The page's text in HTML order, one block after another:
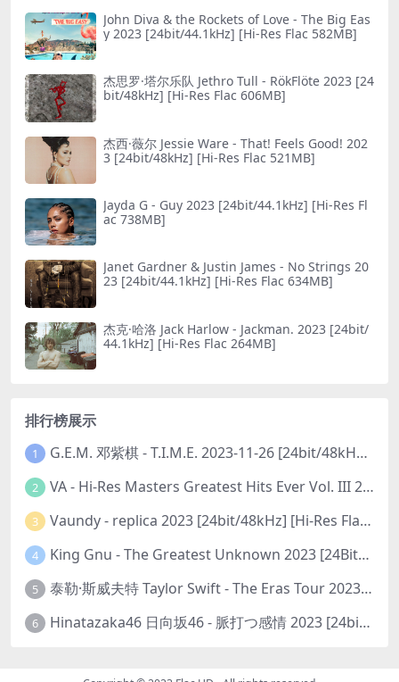
John Diva & the Rockets of Love - The Big Eas
y 2023 [24bit/44.1kHz] [Hi-Res Flac 582MB]
杰思罗·塔尔乐队 Jethro Tull - RökFlöte 2023 [24
bit/48kHz] [Hi-Res Flac 606MB]
杰西·薇尔 Jessie Ware - That! Feels Good! 202
3 [24bit/48kHz] [Hi-Res Flac 521MB]
Jayda G - Guy 2023 [24bit/44.1kHz] [Hi-Res Fl
ac 738MB]
Janet Gardner & Justin James - No Striпgs 20
23 [24bit/44.1kHz] [Hi-Res Flac 634MB]
杰克·哈洛 Jack Harlow - Jackman. 2023 [24bit/
44.1kHz] [Hi-Res Flac 264MB]
排行榜展示
1 G.E.M. 邓紫棋 - T.I.M.E. 2023-11-26 [24bit/48kHz] [Hi-Res Flac 313MB]
2 VA - Hi-Res Masters Greatest Hits Ever Vol. III 2023 [24Bit/192kHz] [Hi-Res Flac 10.5GB]
3 Vaundy - replica 2023 [24bit/48kHz] [Hi-Res Flac 1.6GB]
4 King Gnu - The Greatest Unknown 2023 [24Bit/48kHz] [Hi-Res Flac 752MB]
5 泰勒·斯威夫特 Taylor Swift - The Eras Tour 2023 [24bit/44.1kHz] [Hi-Res Flac 2.02GB]
6 Hinatazaka46 日向坂46 - 脈打つ感情 2023 [24bit/96kHz] [Hi-Res Flac 3.3GB]